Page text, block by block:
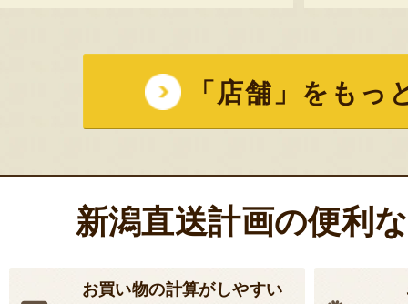
「店舗」をもっ
新潟直送計画の便利
お買い物の計算がしやすい